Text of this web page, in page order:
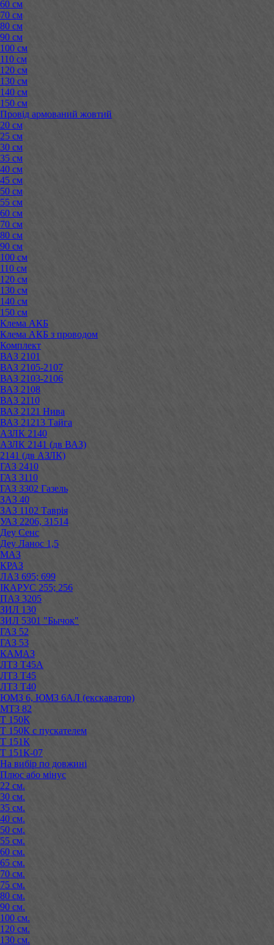
60 см
70 см
80 см
90 см
100 см
110 см
120 см
130 см
140 см
150 см
Провід армований жовтий
20 см
25 см
30 см
35 см
40 см
45 см
50 см
55 см
60 см
70 см
80 см
90 см
100 см
110 см
120 см
130 см
140 см
150 см
Клема АКБ
Клема АКБ з проводом
Комплект
ВАЗ 2101
ВАЗ 2105-2107
ВАЗ 2103-2106
ВАЗ 2108
ВАЗ 2110
ВАЗ 2121 Нива
ВАЗ 21213 Тайга
АЗЛК 2140
АЗЛК 2141 (дв ВАЗ)
2141 (дв АЗЛК)
ГАЗ 2410
ГАЗ 3110
ГАЗ 3302 Газель
ЗАЗ 40
ЗАЗ 1102 Таврія
УАЗ 2206, 31514
Деу Сенс
Деу Ланос 1,5
МАЗ
КРАЗ
ЛАЗ 695; 699
ІКАРУС 255; 256
ПАЗ 3205
ЗИЛ 130
ЗИЛ 5301 "Бычок"
ГАЗ 52
ГАЗ 53
КАМАЗ
ЛТЗ Т45А
ЛТЗ Т45
ЛТЗ Т40
ЮМЗ 6, ЮМЗ 6АЛ (екскаватор)
МТЗ 82
Т 150К
Т 150К с пускателем
Т 151К
Т 151К-07
На вибір по довжині
Плюс або мінус
22 см.
30 см.
35 см.
40 см.
50 см.
55 см.
60 см.
65 см.
70 см.
75 см.
80 см.
90 см.
100 см.
120 см.
130 см.